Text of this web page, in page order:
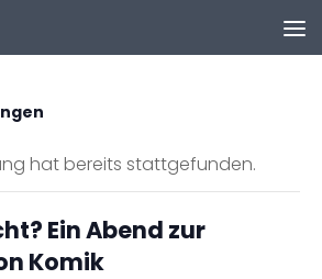
hat bereits stattgefunden.
Ein Abend zur
Komik